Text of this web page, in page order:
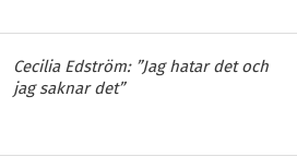
Cecilia Edström: ”Jag hatar det och
jag saknar det”